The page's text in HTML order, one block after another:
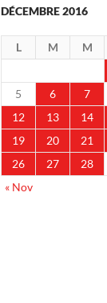
DÉCEMBRE 2016
L M M
5
6 7
12
13 14
19
20 21
26
27 28
« Nov